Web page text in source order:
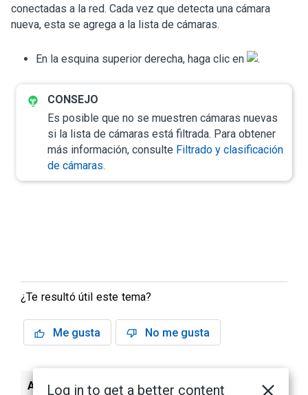
conectadas a la red. Cada vez que detecta una cámara
nueva, esta se agrega a la lista de cámaras.
En la esquina superior derecha, haga clic en .
Es posible que no se muestren cámaras nuevas
si la lista de cámaras está filtrada. Para obtener
más información, consulte Filtrado y clasificación
de cámaras.
¿Te resultó útil este tema?
Me gusta No me gusta
Anterior
Siguiente
Log in to get a better content